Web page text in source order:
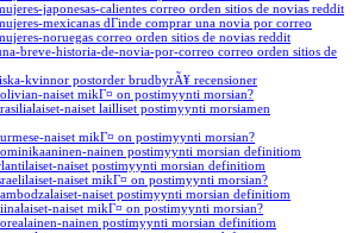
japonesas-calientes correo orden sitios de novias reddit
mexicanas dГіnde comprar una novia por correo
noruegas correo orden sitios de novias reddit
breve-historia-de-novia-por-correo correo orden sitios de
kvinnor postorder brudbyrÃ¥ recensioner
naiset mikГ¤ on postimyynti morsian?
naiset lailliset postimyynti morsiamen
naiset mikГ¤ on postimyynti morsian?
nainen postimyynti morsian definitiom
naiset postimyynti morsian definitiom
naiset mikГ¤ on postimyynti morsian?
naiset postimyynti morsian definitiom
naiset mikГ¤ on postimyynti morsian?
nainen postimyynti morsian definitiom